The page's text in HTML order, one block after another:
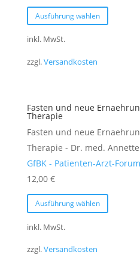
Ausführung wählen
Dieses
Produkt
können
auf
der
gewählt
inkl. MwSt.
zzgl.Versandkosten
Fasten und neue
Therapie
Fasten und neue
Therapie - Dr. med. Annette
GfBK - Patienten-Arzt-Forum
12,00 €
Ausführung wählen
Dieses
Produkt
inkl. MwSt.
zzgl.Versandkosten